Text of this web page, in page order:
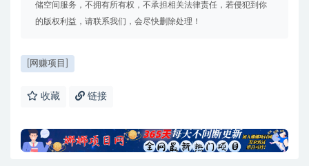
储空间服务，不拥有所有权，不承担相关法律责任，若侵犯到你
的版权利益，请联系我们，会尽快删除处理！
[网赚项目]
收藏 链接